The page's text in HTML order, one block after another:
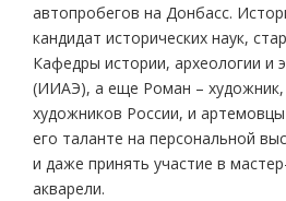
автопробегов на Донбасс.
кандидат исторических наук,
Кафедры истории, археологии
(ИИАЭ), а еще Роман –
художников России, и
его таланте на персональной
и даже принять участие в
акварели.